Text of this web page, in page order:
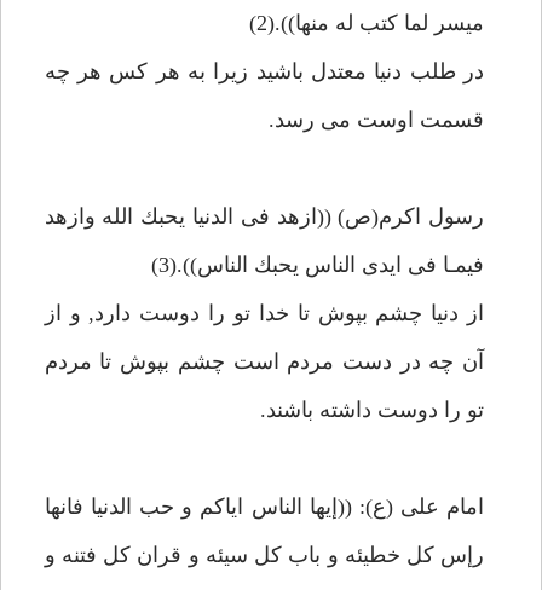
ميسر لما كتب له منها)).(2)
در طلب دنيا معتدل باشيد زيرا به هر كس هر چه
قسمت اوست مى رسد.
رسول اكرم(ص) ((ازهد فى الدنيا يحبك الله وازهد
فيمـا فى ايدى الناس يحبك الناس)).(3)
از دنيا چشم بپوش تا خدا تو را دوست دارد, و از
آن چه در دست مردم است چشم بپوش تا مردم
تو را دوست داشته باشند.
امام على (ع): ((إيها الناس اياكم و حب الدنيا فانها
رإس كل خطيئه و باب كل سيئه و قران كل فتنه و